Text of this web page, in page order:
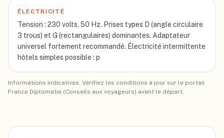
ÉLECTRICITÉ
Tension : 230 volts, 50 Hz. Prises types D (angle circulaire
3 trous) et G (rectangulaires) dominantes. Adaptateur
universel fortement recommandé. Électricité intermittente
hôtels simples possible : p
Informations indicatives. Vérifiez les conditions à jour sur le portail
France Diplomatie (Conseils aux voyageurs) avant le départ.